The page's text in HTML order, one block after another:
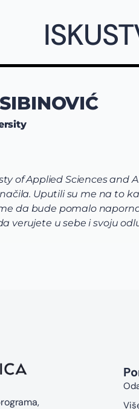
of Applied Sciences
Uputili su me na to
da bude pomalo
verujete u sebe i svoju